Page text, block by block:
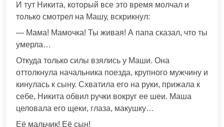
И тут Никита, который все это время молчал и
только смотрел на Машу, вскрикнул:
— Мама! Мамочка! Ты живая! А папа сказал, что ты
умерла…
Откуда только силы взялись у Маши. Она
оттолкнула начальника поезда, крупного мужчину и
кинулась к сыну. Схватила его на руки, прижала к
себе, Никита обвил ручки вокруг ее шеи. Маша
целовала его щеки, глаза, макушку…
Её мальчик! Её сын!